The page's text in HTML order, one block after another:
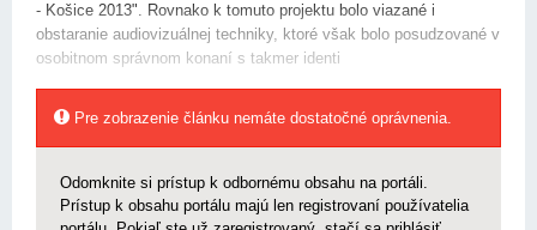
- Košice 2013". Rovnako k tomuto projektu bolo viazané i
obstaranie audiovizuálnej techniky, ktoré však bolo posudzované v
osobitnom správnom konaní s takmer identi
Pre zobrazenie článku nemáte dostatočné oprávnenia.
Odomknite si prístup k odbornému obsahu na portáli.
Prístup k obsahu portálu majú len registrovaní používatelia